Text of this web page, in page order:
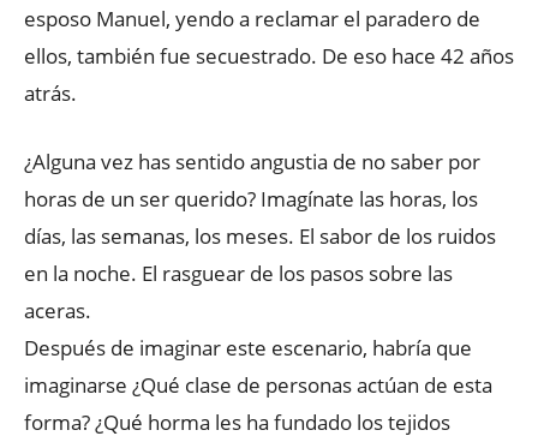
esposo Manuel, yendo a reclamar el paradero de
ellos, también fue secuestrado. De eso hace 42 años
atrás.
¿Alguna vez has sentido angustia de no saber por
horas de un ser querido? Imagínate las horas, los
días, las semanas, los meses. El sabor de los ruidos
en la noche. El rasguear de los pasos sobre las
aceras.
Después de imaginar este escenario, habría que
imaginarse ¿Qué clase de personas actúan de esta
forma? ¿Qué horma les ha fundado los tejidos